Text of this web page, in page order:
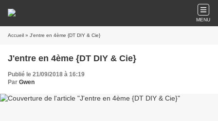
MENU
Accueil » J'entre en 4ème {DT DIY & Cie}
J'entre en 4ème {DT DIY & Cie}
Publié le 21/09/2018 à 16:19
Par Gwen